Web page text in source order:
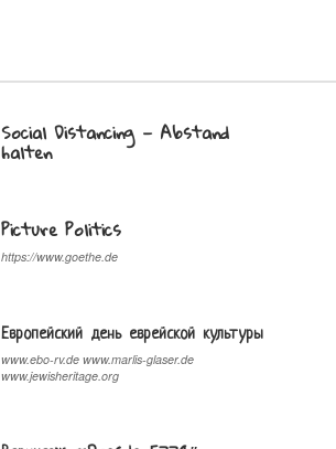
Social Distancing — Abstand
halten
Picture Politics
https://www.goethe.de
Европейский день еврейской культуры
www.ebo-rv.de www.marlis-glaser.de
www.jewisheritage.org